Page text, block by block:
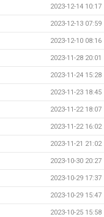
2023-12-14 10:17
2023-12-13 07:59
2023-12-10 08:16
2023-11-28 20:01
2023-11-24 15:28
2023-11-23 18:45
2023-11-22 18:07
2023-11-22 16:02
2023-11-21 21:02
2023-10-30 20:27
2023-10-29 17:37
2023-10-29 15:47
2023-10-25 15:58